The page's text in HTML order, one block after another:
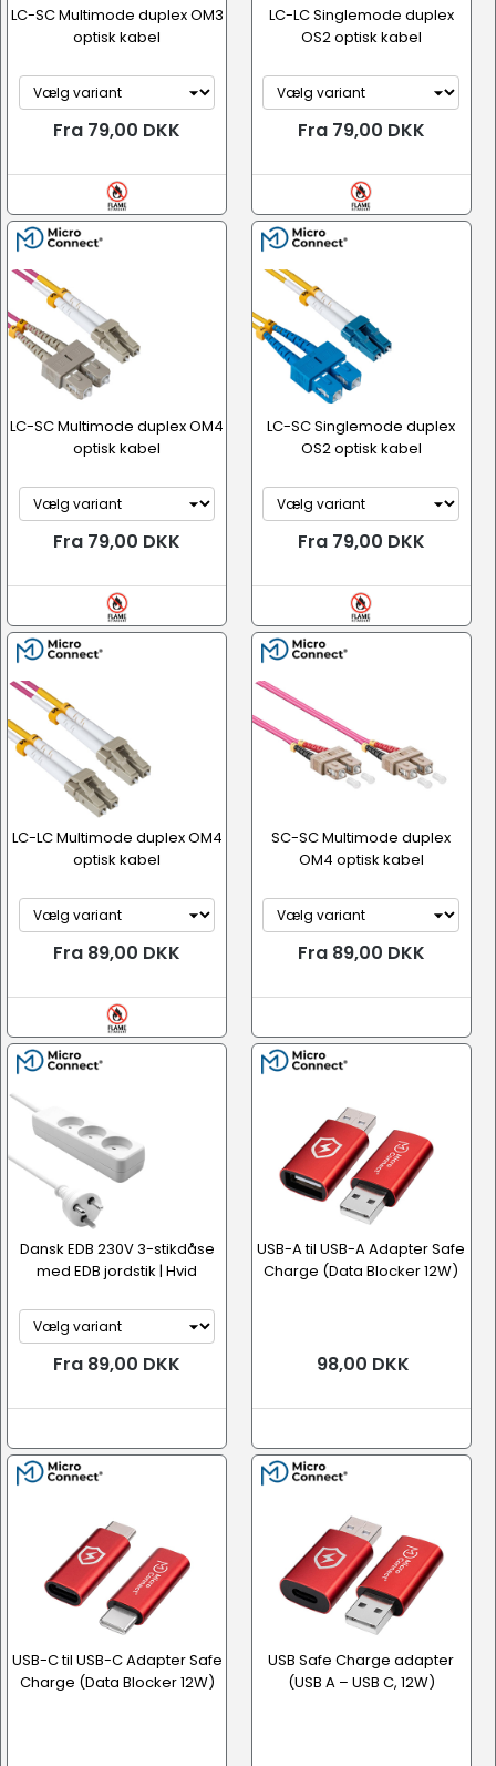
LC-SC Multimode duplex OM3
optisk kabel
Fra 79,00 DKK
LC-LC Singlemode duplex
OS2 optisk kabel
Fra 79,00 DKK
LC-SC Multimode duplex OM4
optisk kabel
Fra 79,00 DKK
LC-SC Singlemode duplex
OS2 optisk kabel
Fra 79,00 DKK
LC-LC Multimode duplex OM4
optisk kabel
Fra 89,00 DKK
SC-SC Multimode duplex
OM4 optisk kabel
Fra 89,00 DKK
Dansk EDB 230V 3-stikdåse
med EDB jordstik | Hvid
Fra 89,00 DKK
USB-A til USB-A Adapter Safe
Charge (Data Blocker 12W)
98,00 DKK
USB-C til USB-C Adapter Safe
Charge (Data Blocker 12W)
USB Safe Charge adapter
(USB A – USB C, 12W)